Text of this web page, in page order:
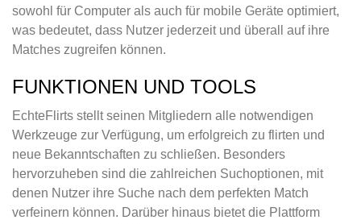
sowohl für Computer als auch für mobile Geräte optimiert,
was bedeutet, dass Nutzer jederzeit und überall auf ihre
Matches zugreifen können.
FUNKTIONEN UND TOOLS
EchteFlirts stellt seinen Mitgliedern alle notwendigen
Werkzeuge zur Verfügung, um erfolgreich zu flirten und
neue Bekanntschaften zu schließen. Besonders
hervorzuheben sind die zahlreichen Suchoptionen, mit
denen Nutzer ihre Suche nach dem perfekten Match
verfeinern können. Darüber hinaus bietet die Plattform